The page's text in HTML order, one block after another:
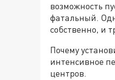
возможность
фатальный.
собственно, и
Почему
интенсивное
центров.